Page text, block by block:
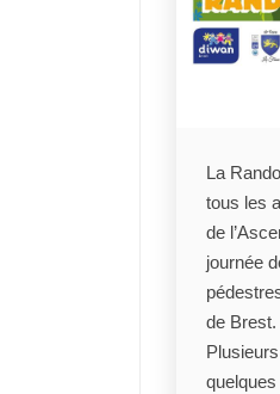
La
tous les
de
journée
de Brest.